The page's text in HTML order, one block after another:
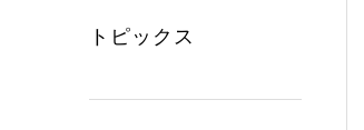
トピックス